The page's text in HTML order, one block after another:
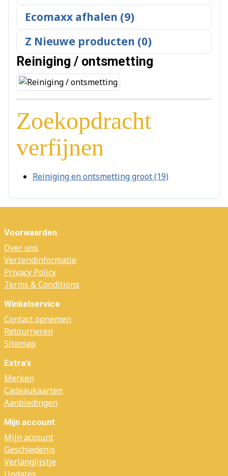
Ecomaxx afhalen (9)
Z Nieuwe producten (0)
Reiniging / ontsmetting
Zoekopdracht
verfijnen
Reiniging en ontsmetting groot (19)
Voorwaarden
Over ons
Verzendinformatie
Privacy Policy
Terms & Conditions
Winkelservice
Contact opnemen
Retourneren
Sitemap
Extra's
Merken
Cadeaukaarten
Aanbiedingen
Mijn account
Mijn account
Geschiedenis
Verlanglijstje